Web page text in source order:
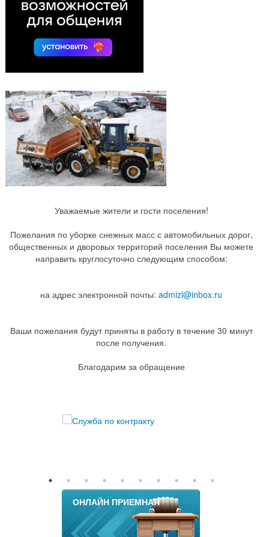
Уважаемые жители и гости поселения!
Пожелания по уборке снежных масс с автомобильных дорог,
общественных и дворовых территорий поселения Вы можете
направить круглосуточно следующим способом:
на адрес электронной почты: admizl@inbox.ru
Ваши пожелания будут приняты в работу в течение 30 минут
после получения.
Благодарим за обращение
ОНЛАЙН ПРИЕМНАЯ